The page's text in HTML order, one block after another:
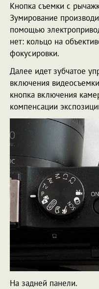
Кнопка съемки с
Зумирование
помощью
нет: кольцо на
фокусировки.
Далее идет зубчатое
включения
кнопка включения
компенсации
На задней панели.